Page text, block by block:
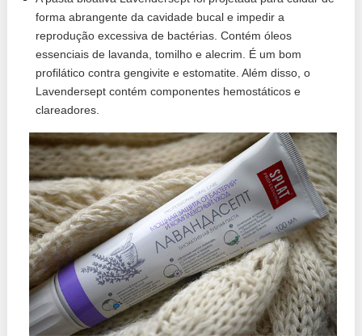
forma abrangente da cavidade bucal e impedir a
reprodução excessiva de bactérias. Contém óleos
essenciais de lavanda, tomilho e alecrim. É um bom
profilático contra gengivite e estomatite. Além disso, o
Lavendersept contém componentes hemostáticos e
clareadores.